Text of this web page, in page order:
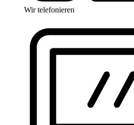
Wir telefonieren